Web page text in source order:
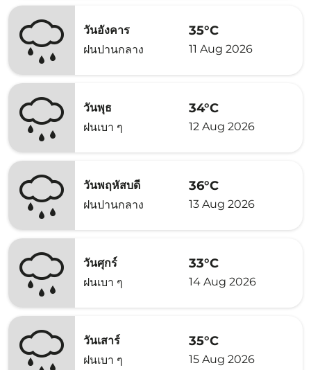
วันอังคาร
ฝนปานกลาง
35°C
11 Aug 2026
วันพุธ
ฝนเบา ๆ
34°C
12 Aug 2026
วันพฤหัสบดี
ฝนปานกลาง
36°C
13 Aug 2026
วันศุกร์
ฝนเบา ๆ
33°C
14 Aug 2026
วันเสาร์
ฝนเบา ๆ
35°C
15 Aug 2026